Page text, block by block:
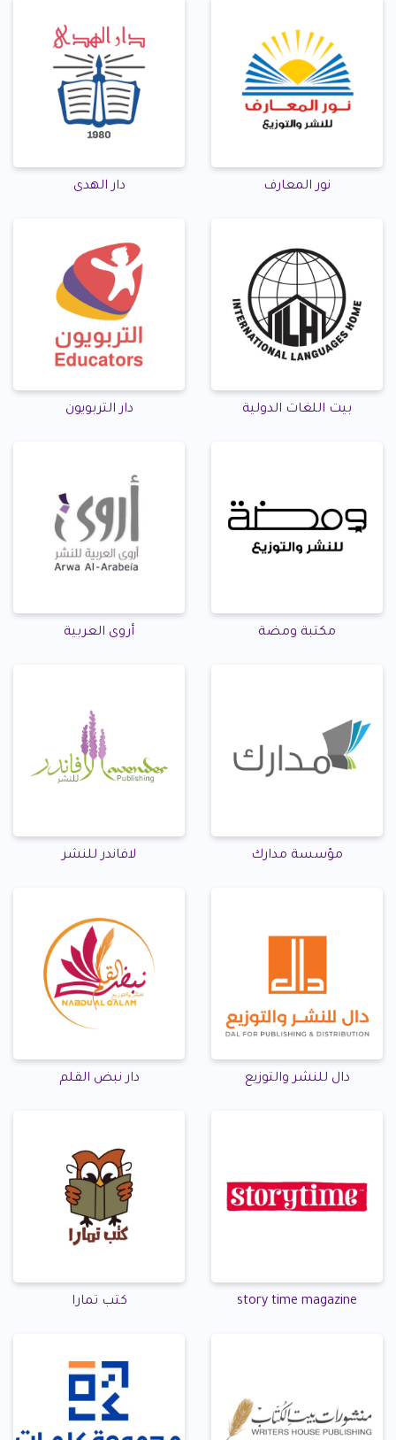
نور المعارف دار الهدى
بيت اللغات الدولية دار التربويون
مكتبة ومضة أروى العربية
مؤسسة مدارك لافاندر للنشر
دال للنشر والتوزيع دار نبض القلم
story time magazine كتب تمارا